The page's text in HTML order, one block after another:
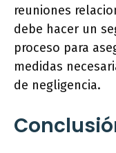
reuniones
debe hacer un
proceso para
medidas
de negligencia.